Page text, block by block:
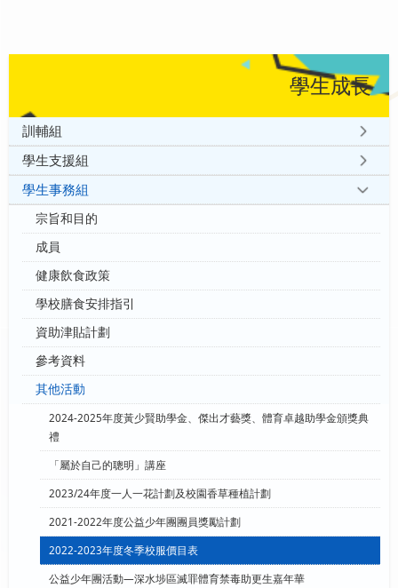
學生成長
訓輔組
學生支援組
學生事務組
宗旨和目的
成員
健康飲食政策
學校膳食安排指引
資助津貼計劃
參考資料
其他活動
2024-2025年度黃少賢助學金、傑出才藝獎、體育卓越助學金頒獎典
禮
「屬於自己的聰明」講座
2023/24年度一人一花計劃及校園香草種植計劃
2021-2022年度公益少年團團員獎勵計劃
2022-2023年度冬季校服價目表
公益少年團活動—深水埗區滅罪體育禁毒助更生嘉年華